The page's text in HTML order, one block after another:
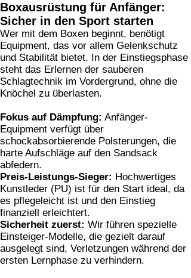
Boxausrüstung für Anfänger:
Sicher in den Sport starten
Wer mit dem Boxen beginnt, benötigt
Equipment, das vor allem Gelenkschutz
und Stabilität bietet. In der Einstiegsphase
steht das Erlernen der sauberen
Schlagtechnik im Vordergrund, ohne die
Knöchel zu überlasten.
Fokus auf Dämpfung: Anfänger-
Equipment verfügt über
schockabsorbierende Polsterungen, die
harte Aufschläge auf den Sandsack
abfedern.
Preis-Leistungs-Sieger: Hochwertiges
Kunstleder (PU) ist für den Start ideal, da
es pflegeleicht ist und den Einstieg
finanziell erleichtert.
Sicherheit zuerst: Wir führen spezielle
Einsteiger-Modelle, die gezielt darauf
ausgelegt sind, Verletzungen während der
ersten Lernphase zu verhindern.